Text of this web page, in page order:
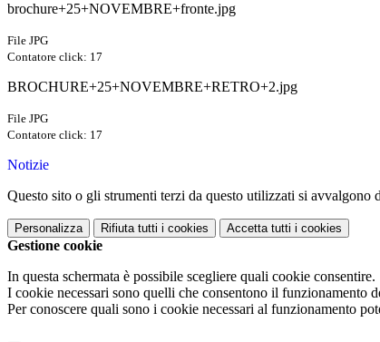
brochure+25+NOVEMBRE+fronte.jpg
File JPG
Contatore click: 17
BROCHURE+25+NOVEMBRE+RETRO+2.jpg
File JPG
Contatore click: 17
Notizie
Questo sito o gli strumenti terzi da questo utilizzati si
Personalizza Rifiuta tutti i cookies Accetta tutti i cookies
Gestione cookie
In questa schermata è possibile scegliere quali cookie consentire.
I cookie necessari sono quelli che consentono il funzionamento
Per conoscere quali sono i cookie necessari al funzionamento